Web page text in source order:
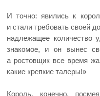
И точно: явились к
и стали требовать своей
надлежащее количество
знакомое, и он вынес
а ростовщик все время
какие крепкие талеры!»
Король, конечно,